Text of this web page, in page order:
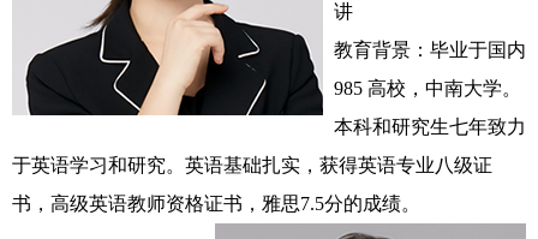
讲
教育背景：毕业于国内
985 高校，中南大学。
本科和研究生七年致力
于英语学习和研究。英语基础扎实，获得英语专业八级证
书，高级英语教师资格证书，雅思7.5分的成绩。